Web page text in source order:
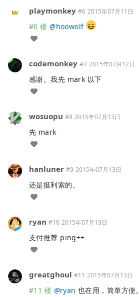
playmonkey #6 2015年07月11日
#6 楼 @hoowolf
codemonkey #7 2015年07月12日
感谢。我先 mark 以下
wosuopu #8 2015年07月13日
先 mark
hanluner #9 2015年07月13日
还是挺利索的。
ryan #10 2015年07月13日
支付推荐 ping++
greatghoul #11 2015年07月13日
#11 楼 @ryan 也在用，简单方便。